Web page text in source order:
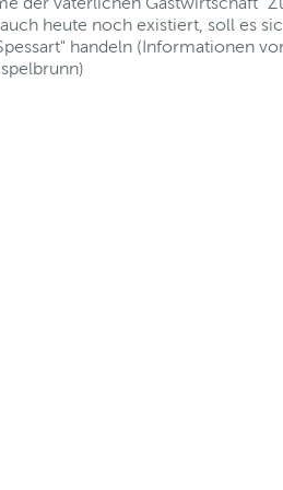
heute noch existiert, soll es
handeln (Informationen